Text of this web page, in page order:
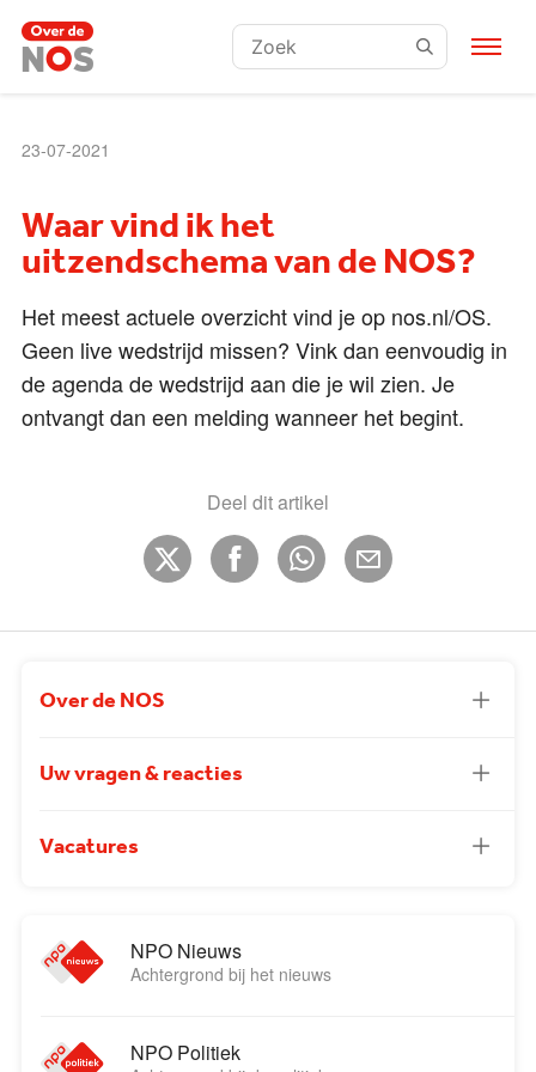
Zoeken:
23-07-2021
Waar vind ik het
uitzendschema van de NOS?
Het meest actuele overzicht vind je op nos.nl/OS.
Geen live wedstrijd missen? Vink dan eenvoudig in
de agenda de wedstrijd aan die je wil zien. Je
ontvangt dan een melding wanneer het begint.
Deel dit artikel
Over de NOS
Uw vragen & reacties
Vacatures
NPO Nieuws
Achtergrond bij het nieuws
NPO Politiek